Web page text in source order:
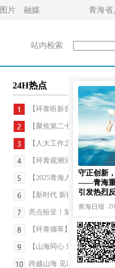
图片 融媒 青海省
站内检索
24H热点
【环青听新音——环青赛特
【聚焦第二十四届环大美
【人大工作之窗】用心浇
【环青观潮涌——环青赛特
【2025青海人大工作记者
【新时代 新征程 新伟业
亮点纷呈！第二十四届环青
【环青撷萃】千里征途燃
【山海同心 筑梦青海】医
跨越山海 见证环青之光——
守正创新
——青海重
引发热烈
青海日报